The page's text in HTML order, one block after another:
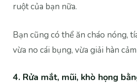
ruột của bạn nữa.
Bạn cũng có thể ăn cháo nóng,
vừa no cái bụng, vừa giải hàn
4. Rửa mắt, mũi, khò họng